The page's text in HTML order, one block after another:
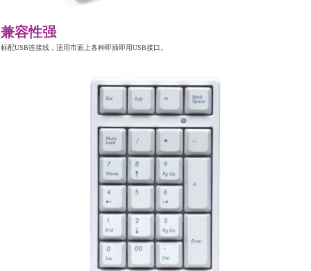
兼容性强
标配USB连接线，适用市面上各种即插即用USB接口。